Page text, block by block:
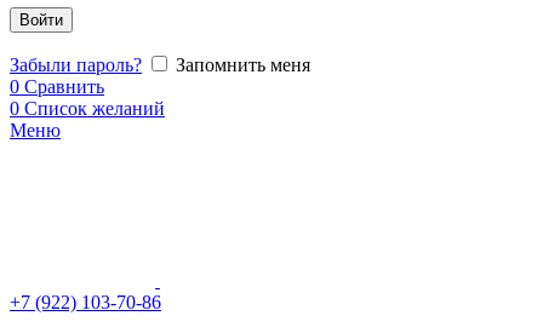
Войти
Забыли пароль?
Запомнить меня
0 Сравнить
0 Список желаний
Меню
+7 (922) 103-70-86